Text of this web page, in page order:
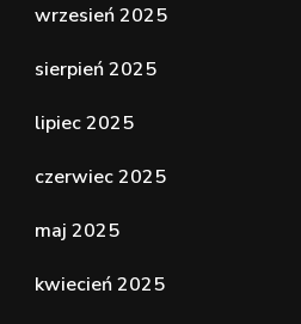
wrzesień 2025
sierpień 2025
lipiec 2025
czerwiec 2025
maj 2025
kwiecień 2025